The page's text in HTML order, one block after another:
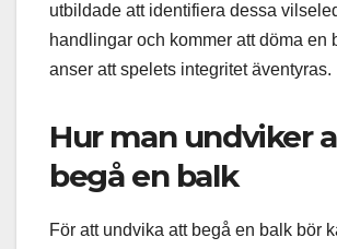
utbildade att identifiera dessa
handlingar och kommer att döma en
anser att spelets integritet äventyras.
Hur man undviker
begå en balk
För att undvika att begå en balk bör